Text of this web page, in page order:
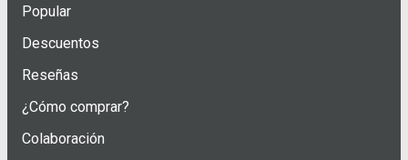
Popular
Descuentos
Reseñas
¿Cómo comprar?
Colaboración